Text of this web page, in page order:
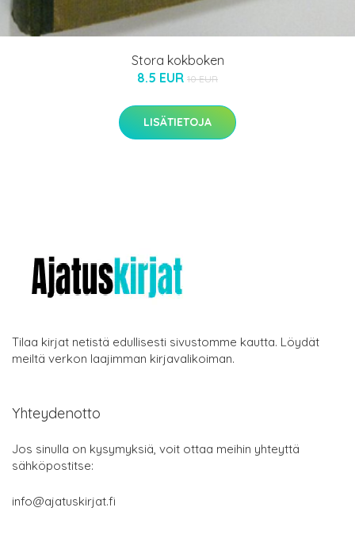
Stora kokboken
8.5 EUR 10 EUR
LISÄTIETOJA
Tilaa kirjat netistä edullisesti sivustomme kautta. Löydät
meiltä verkon laajimman kirjavalikoiman.
Yhteydenotto
Jos sinulla on kysymyksiä, voit ottaa meihin yhteyttä
sähköpostitse:
info@ajatuskirjat.fi